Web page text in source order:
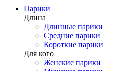
Парики
Длина
Длинные парики
Средние парики
Короткие парики
Для кого
Женские парики